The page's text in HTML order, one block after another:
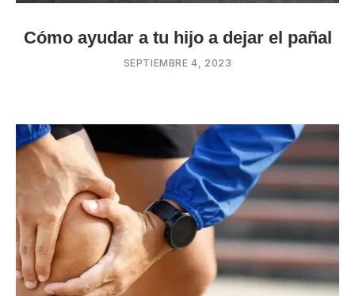
Cómo ayudar a tu hijo a dejar el pañal
SEPTIEMBRE 4, 2023